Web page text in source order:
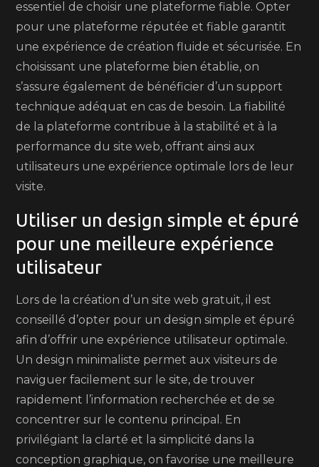
essentiel de choisir une plateforme fiable. Opter
pour une plateforme réputée et fiable garantit
une expérience de création fluide et sécurisée. En
choisissant une plateforme bien établie, on
s’assure également de bénéficier d’un support
technique adéquat en cas de besoin. La fiabilité
de la plateforme contribue à la stabilité et à la
performance du site web, offrant ainsi aux
utilisateurs une expérience optimale lors de leur
visite.
Utiliser un design simple et épuré
pour une meilleure expérience
utilisateur
Lors de la création d’un site web gratuit, il est
conseillé d’opter pour un design simple et épuré
afin d’offrir une expérience utilisateur optimale.
Un design minimaliste permet aux visiteurs de
naviguer facilement sur le site, de trouver
rapidement l’information recherchée et de se
concentrer sur le contenu principal. En
privilégiant la clarté et la simplicité dans la
conception graphique, on favorise une meilleure